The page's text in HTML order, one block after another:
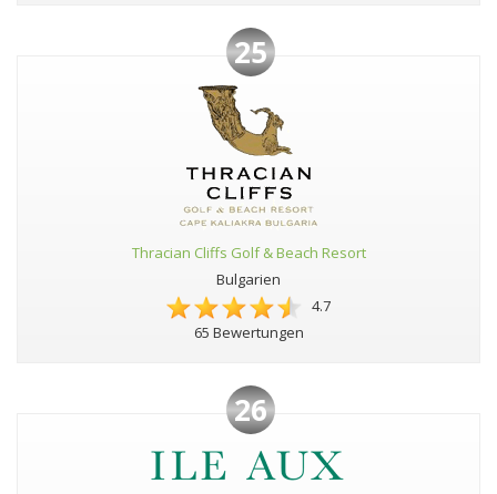
25
Thracian Cliffs Golf & Beach Resort
Bulgarien
4.7
65 Bewertungen
26